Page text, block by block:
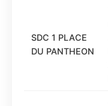
SDC 1 PLACE
DU PANTHEON